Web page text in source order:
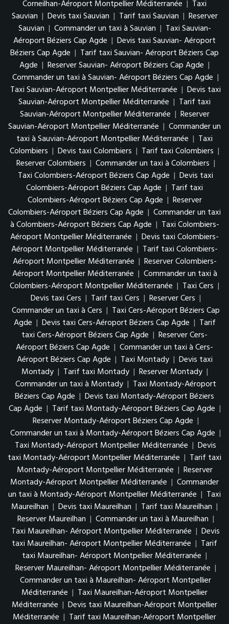
Corneilhan-Aéroport Montpellier Méditerranée | Taxi
Sauvian | Devis taxi Sauvian | Tarif taxi Sauvian | Reserver
Sauvian | Commander un taxi à Sauvian | Taxi Sauvian-
Aéroport Béziers Cap Agde | Devis taxi Sauvian- Aéroport
Béziers Cap Agde | Tarif taxi Sauvian- Aéroport Béziers Cap
Agde | Reserver Sauvian- Aéroport Béziers Cap Agde |
Commander un taxi à Sauvian- Aéroport Béziers Cap Agde |
Taxi Sauvian-Aéroport Montpellier Méditerranée | Devis taxi
Sauvian-Aéroport Montpellier Méditerranée | Tarif taxi
Sauvian-Aéroport Montpellier Méditerranée | Reserver
Sauvian-Aéroport Montpellier Méditerranée | Commander un
taxi à Sauvian-Aéroport Montpellier Méditerranée | Taxi
Colombiers | Devis taxi Colombiers | Tarif taxi Colombiers |
Reserver Colombiers | Commander un taxi à Colombiers |
Taxi Colombiers-Aéroport Béziers Cap Agde | Devis taxi
Colombiers-Aéroport Béziers Cap Agde | Tarif taxi
Colombiers-Aéroport Béziers Cap Agde | Reserver
Colombiers-Aéroport Béziers Cap Agde | Commander un taxi
à Colombiers-Aéroport Béziers Cap Agde | Taxi Colombiers-
Aéroport Montpellier Méditerranée | Devis taxi Colombiers-
Aéroport Montpellier Méditerranée | Tarif taxi Colombiers-
Aéroport Montpellier Méditerranée | Reserver Colombiers-
Aéroport Montpellier Méditerranée | Commander un taxi à
Colombiers-Aéroport Montpellier Méditerranée | Taxi Cers |
Devis taxi Cers | Tarif taxi Cers | Reserver Cers |
Commander un taxi à Cers | Taxi Cers-Aéroport Béziers Cap
Agde | Devis taxi Cers-Aéroport Béziers Cap Agde | Tarif
taxi Cers-Aéroport Béziers Cap Agde | Reserver Cers-
Aéroport Béziers Cap Agde | Commander un taxi à Cers-
Aéroport Béziers Cap Agde | Taxi Montady | Devis taxi
Montady | Tarif taxi Montady | Reserver Montady |
Commander un taxi à Montady | Taxi Montady-Aéroport
Béziers Cap Agde | Devis taxi Montady-Aéroport Béziers
Cap Agde | Tarif taxi Montady-Aéroport Béziers Cap Agde |
Reserver Montady-Aéroport Béziers Cap Agde |
Commander un taxi à Montady-Aéroport Béziers Cap Agde |
Taxi Montady-Aéroport Montpellier Méditerranée | Devis
taxi Montady-Aéroport Montpellier Méditerranée | Tarif taxi
Montady-Aéroport Montpellier Méditerranée | Reserver
Montady-Aéroport Montpellier Méditerranée | Commander
un taxi à Montady-Aéroport Montpellier Méditerranée | Taxi
Maureilhan | Devis taxi Maureilhan | Tarif taxi Maureilhan |
Reserver Maureilhan | Commander un taxi à Maureilhan |
Taxi Maureilhan- Aéroport Montpellier Méditerranée | Devis
taxi Maureilhan- Aéroport Montpellier Méditerranée | Tarif
taxi Maureilhan- Aéroport Montpellier Méditerranée |
Reserver Maureilhan- Aéroport Montpellier Méditerranée |
Commander un taxi à Maureilhan- Aéroport Montpellier
Méditerranée | Taxi Maureilhan-Aéroport Montpellier
Méditerranée | Devis taxi Maureilhan-Aéroport Montpellier
Méditerranée | Tarif taxi Maureilhan-Aéroport Montpellier